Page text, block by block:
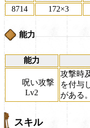
8714
172×3
能力
能力
呪い攻撃
Lv2
攻撃時
を付与
がある
スキル